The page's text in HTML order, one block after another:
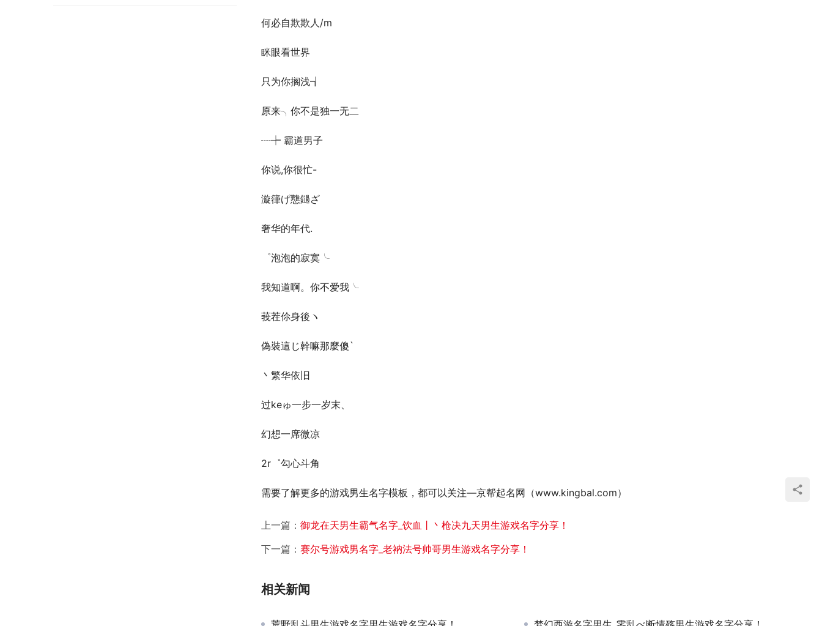
何必自欺欺人/m
眯眼看世界
只为你搁浅┪
原来╮你不是独一无二
┈┾ 霸道男子
你说,你很忙-
漩箻げ戁鐹ざ
奢华的年代.
゜泡泡的寂寞╰
我知道啊。你不爱我╰
莪茬伱身後ヽ
偽裝這じ幹嘛那麼傻`
丶繁华依旧
过keゅ一步一岁末、
幻想一席微凉
2r゜勾心斗角
需要了解更多的游戏男生名字模板，都可以关注—京帮起名网（www.kingbal.com）
上一篇： 御龙在天男生霸气名字_饮血丨丶枪决九天男生游戏名字分享！
下一篇： 赛尔号游戏男名字_老衲法号帅哥男生游戏名字分享！
相关新闻